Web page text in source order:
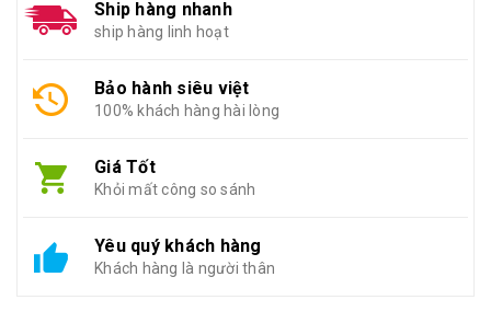
Ship hàng nhanh
ship hàng linh hoạt
Bảo hành siêu việt
100% khách hàng hài lòng
Giá Tốt
Khỏi mất công so sánh
Yêu quý khách hàng
Khách hàng là người thân